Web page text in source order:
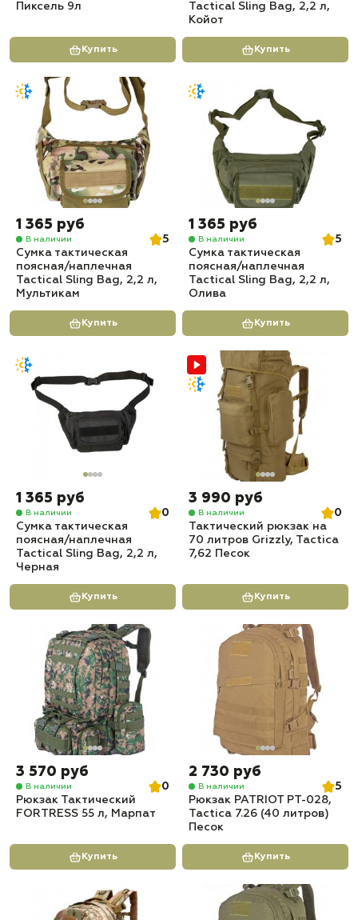
Пиксель 9л
Купить
Tactical Sling Bag, 2,2 л,
Койот
Купить
1 365 руб
В наличии
5
Сумка тактическая
поясная/наплечная
Tactical Sling Bag, 2,2 л,
Мультикам
Купить
1 365 руб
В наличии
5
Сумка тактическая
поясная/наплечная
Tactical Sling Bag, 2,2 л,
Олива
Купить
1 365 руб
В наличии
0
Сумка тактическая
поясная/наплечная
Tactical Sling Bag, 2,2 л,
Черная
Купить
3 990 руб
В наличии
0
Тактический рюкзак на
70 литров Grizzly, Tactica
7,62 Песок
Купить
3 570 руб
В наличии
0
Рюкзак Тактический
FORTRESS 55 л, Марпат
Купить
2 730 руб
В наличии
5
Рюкзак PATRIOT РТ-028,
Tactica 7.26 (40 литров)
Песок
Купить